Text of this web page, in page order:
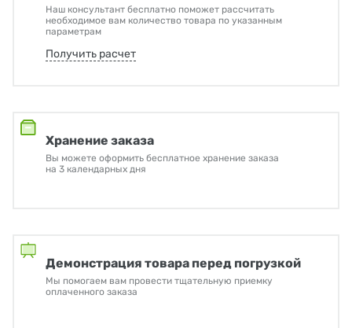
Наш консультант бесплатно поможет рассчитать
необходимое вам количество товара по указанным
параметрам
Получить расчет
Хранение заказа
Вы можете оформить бесплатное хранение заказа
на 3 календарных дня
Демонстрация товара перед погрузкой
Мы помогаем вам провести тщательную приемку
оплаченного заказа